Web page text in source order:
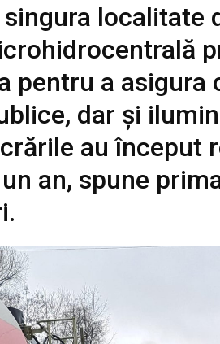
singura localitate
pentru a
dar și
au început
an, spune